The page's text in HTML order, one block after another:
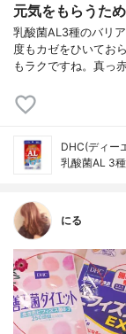
元気をもらうた
乳酸菌AL3種のバリ
度もカゼをひいてお
もラクですね。真っ
DHC(ディー
乳酸菌AL 3
にる